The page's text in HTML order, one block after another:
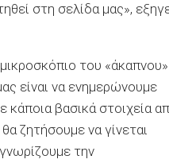
στη σελίδα μας»,
του
είναι να ενημερώνουμε
κάποια βασικά στοιχεία
ζητήσουμε να γίνεται
την